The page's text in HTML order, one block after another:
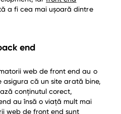
a fi cea mai ușoară dintre
end
web de front end au o
că un site arată bine,
conținutul corect,
au însă o viață mult mai
web de front end sunt